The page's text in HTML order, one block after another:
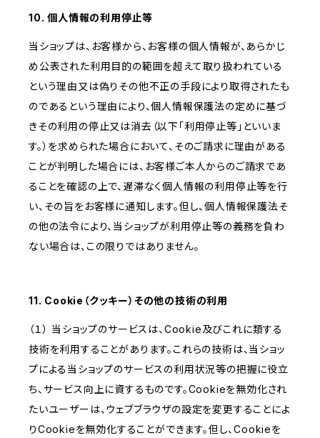
10. 個人情報の利用停止等
当ショップは、お客様から、お客様の個人情報が、あらかじ
め公表された利用目的の範囲を超えて取り扱われている
という理由又は偽りその他不正の手段により取得されたも
のであるという理由により、個人情報保護法の定めに基づ
きその利用の停止又は消去（以下「利用停止等」といいま
す。）を求められた場合において、そのご請求に理由がある
ことが判明した場合には、お客様ご本人からのご請求であ
ることを確認の上で、遅滞なく個人情報の利用停止等を行
い、その旨をお客様に通知します。但し、個人情報保護法そ
の他の法令により、当ショップが利用停止等の義務を負わ
ない場合は、この限りではありません。
11. Cookie（クッキー）その他の技術の利用
（１） 当ショップのサービスは、Cookie及びこれに類する
技術を利用することがあります。これらの技術は、当ショッ
プによる当ショップのサービスの利用状況等の把握に役立
ち、サービス向上に資するものです。Cookieを無効化され
たいユーザーは、ウェブブラウザの設定を変更することによ
りCookieを無効化することができます。但し、Cookieを